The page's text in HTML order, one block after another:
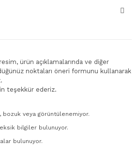
ürün açıklamalarında ve diğer
noktaları öneri formunu kullanarak
teşekkür ederiz.
veya görüntülenemiyor.
eksik bilgiler bulunuyor.
bulunuyor.